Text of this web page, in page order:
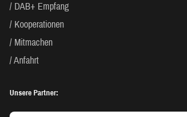
DAB+ Empfang
Kooperationen
Mitmachen
Anfahrt
Unsere Partner: